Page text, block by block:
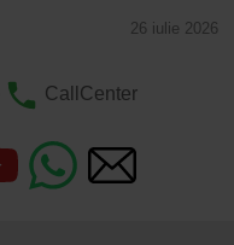
26 iulie 2026
CallCenter